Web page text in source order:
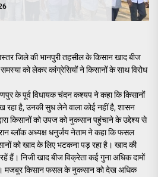
जिले की भानपुरी तहसील के किसान खाद बीज
को लेकर कांग्रेसियों ने किसानों के साथ विरोध
के पूर्व विधायक चंदन कश्यप ने कहा कि किसानों
रहा है, उनकी सुध लेने वाला कोई नहीं है, शासन
किसानों को उपज को नुकसान पहुंचाने के उद्देश्य से
ब्लॉक अध्यक्ष धनुर्जय नेताम ने कहा कि फसल
को खाद के लिए भटकना पड़ रहा है। खाद की
हैं। निजी खाद बीज विक्रेता कई गुना अधिक दामों
मजबूर किसान फसल के नुकसान को देख अधिक